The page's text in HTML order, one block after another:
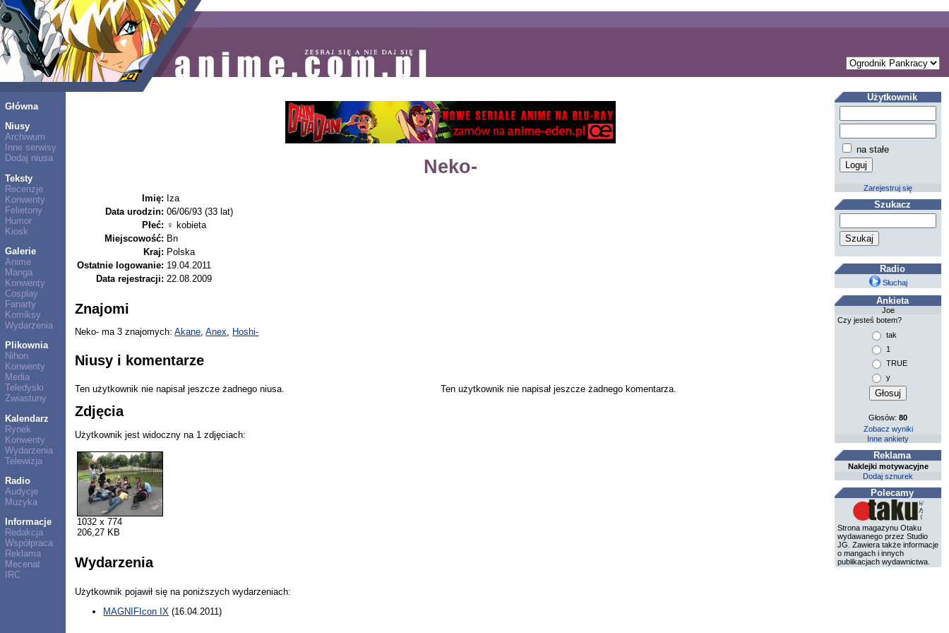
Główna
Niusy
Archiwum
Inne serwisy
Dodaj niusa
Teksty
Recenzje
Konwenty
Felietony
Humor
Kiosk
Galerie
Anime
Manga
Konwenty
Cosplay
Fanarty
Komiksy
Wydarzenia
Plikownia
Nihon
Konwenty
Media
Teledyski
Zwiastuny
Kalendarz
Rynek
Konwenty
Wydarzenia
Telewizja
Radio
Audycje
Muzyka
Informacje
Redakcja
Współpraca
Reklama
Mecenat
IRC
Neko-
Imię: Iza
Data urodzin: 06/06/93 (33 lat)
Płeć: ♀ kobieta
Miejscowość: Bn
Kraj: Polska
Ostatnie logowanie: 19.04.2011
Data rejestracji: 22.08.2009
Znajomi
Neko- ma 3 znajomych:Akane,Anex, Hoshi-
Niusy i komentarze
Ten użytkownik nie napisał jeszcze żadnego niusa. Ten użytkownik nie napisał jeszcze żadnego komentarza.
Zdjęcia
Użytkownik jest widoczny na 1 zdjęciach:
1032 x 774
206,27 KB
Wydarzenia
Użytkownik pojawił się na poniższych wydarzeniach:
MAGNIFIcon IX (16.04.2011)
Użytkownik
na stałe
Zarejestruj się
Szukacz
Radio
Słuchaj
Ankieta
Joe
Czy jesteś botem?
tak
1
TRUE
y
Głosów:80
Zobacz wyniki
Inne ankiety
Reklama
Naklejki motywacyjne
Dodaj sznurek
Polecamy
Strona magazynu Otaku
wydawanego przez Studio
JG. Zawiera także informacje
o mangach i innych
publikacjach wydawnictwa.